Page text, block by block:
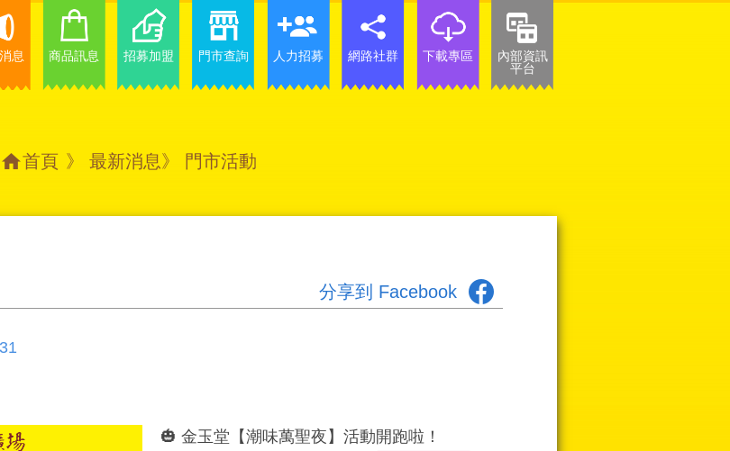
息 商品訊息 招募加盟 門市查詢 人力招募 網路社群 下載專區
內部資訊
平台
首頁 》 最新消息》 門市活動
分享到 Facebook
🎃 金玉堂【潮味萬聖夜】活動開跑啦！